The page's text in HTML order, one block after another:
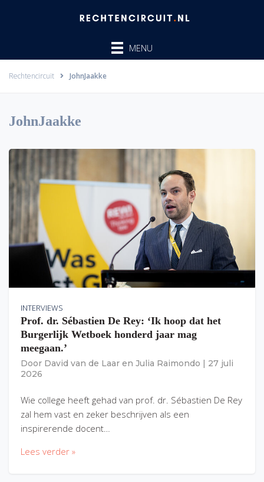
MENU
Rechtencircuit JohnJaakke
JohnJaakke
INTERVIEWS
Prof. dr. Sébastien De Rey: ‘Ik hoop dat het
Burgerlijk Wetboek honderd jaar mag
meegaan.’
Door David van de Laar en Julia Raimondo
27 juli
2026
Wie college heeft gehad van prof. dr. Sébastien De Rey
zal hem vast en zeker beschrijven als een
inspirerende docent…
Lees verder »